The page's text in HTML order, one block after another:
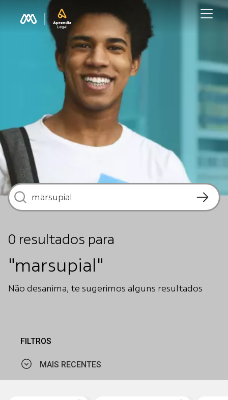
0 resultados para
"marsupial"
Não desanima, te sugerimos alguns resultados
FILTROS
MAIS RECENTES